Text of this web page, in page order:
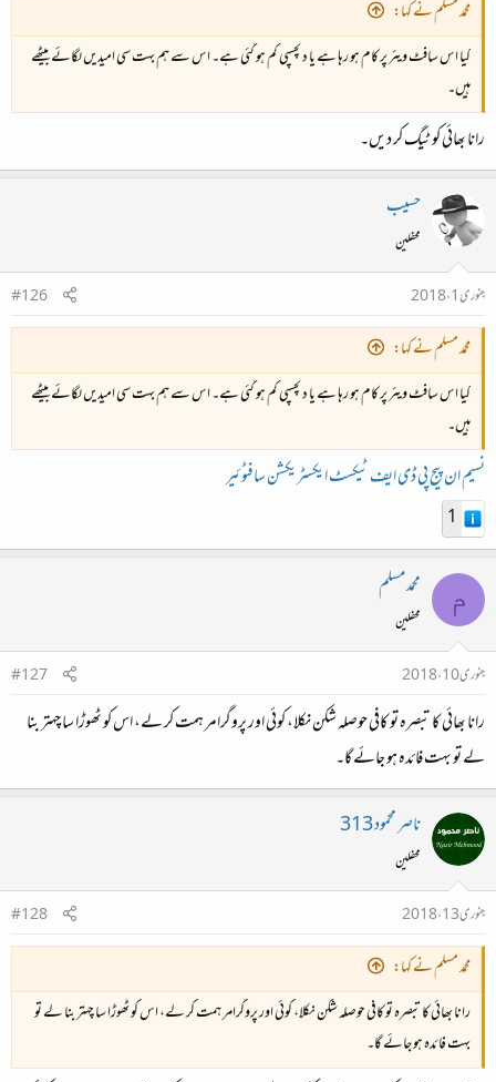
محمد مسلم نے کہا:
کیا اس سافٹ ویئر پر کام ہو رہا ہے یا دلچسپی کم ہو گئی ہے۔ اس سے ہم بہت سی امیدیں لگائے بیٹھے
ہیں۔
رانا بھائی کو ٹیگ کر دیں۔
حسیب
محفلین
جنوری 1، 2018
#126
محمد مسلم نے کہا:
کیا اس سافٹ ویئر پر کام ہو رہا ہے یا دلچسپی کم ہو گئی ہے۔ اس سے ہم بہت سی امیدیں لگائے بیٹھے
ہیں۔
نسیم ان پیج پی ڈی ایف ٹیکسٹ ایکسٹریکشن سافٹوئیر
1
م محمد مسلم
محفلین
جنوری 10، 2018
#127
رانا بھائی کا تبصرہ تو کافی حوصلہ شکن نکلا، کوئی اور پروگرامر ہمت کر لے، اس کو ٹھوڑا سا چہتر بنا
لے تو بہت فائدہ ہو جائے گا۔
ناصر محمود 313
محفلین
جنوری 13، 2018
#128
محمد مسلم نے کہا:
رانا بھائی کا تبصرہ تو کافی حوصلہ شکن نکلا، کوئی اور پروگرامر ہمت کر لے، اس کو ٹھوڑا سا چہتر بنا لے تو
بہت فائدہ ہو جائے گا۔